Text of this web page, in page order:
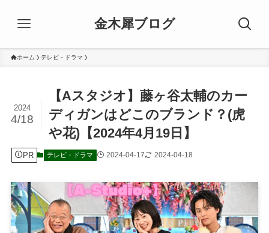
金木犀ブログ
ホーム テレビ・ドラマ
【Aスタジオ】藤ヶ谷太輔のカー
ディガンはどこのブランド？(虎
や花)【2024年4月19日】
2024
4/18
PR テレビ・ドラマ 2024-04-17 2024-04-18